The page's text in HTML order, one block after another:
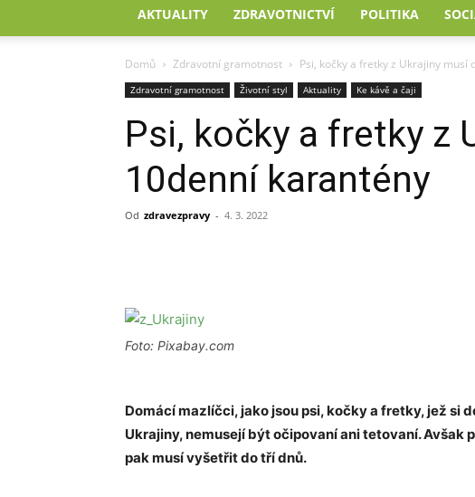
AKTUALITY ZDRAVOTNICTVÍ POLITIKA
Domů Zdravotní gramotnost Psi, kočky a fretky z Ukrajiny musí
Zdravotní gramotnost Životní styl Aktuality Ke kávě a čaji
Psi, kočky a fretky z
10denní karantény
Od zdravezpravy - 4. 3. 2022
Foto: Pixabay.com
Domácí mazlíčci, jako jsou psi, kočky a fretky, jež si
Ukrajiny, nemusejí být očipovaní ani tetovaní. Avšak
pak musí vyšetřit do tří dnů.